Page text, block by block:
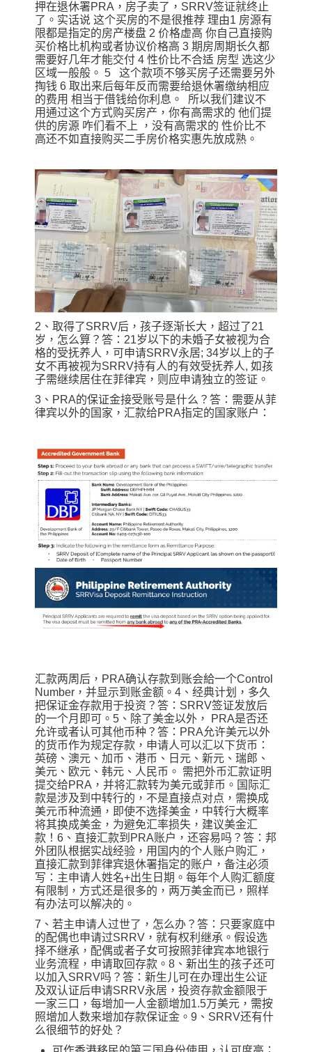
押在退休署PRA，房子卖了，SRRV签证就终止
了。实话说 这个买房的不是很推荐 理由1 房源有
限都是指定的房产楼盘 2 价格虚高 你自己直接购
买价格比机构或者协议价格高 3 期房周期长久都
需要好几年才能交付 4 性价比不合适 房型 选这少
区域一般般。 5 这个款项不够买房子还需要另外
掏钱 6 取出来后每年反而需要给退休署缴纳相应
的费用 相当于借钱给你利息。 所以我们建议不
用通过这个方式购买房产，你有高需求的 他们提
供的房源 咋们看不上 ，没有高需求的 性价比不
高还不如直接购买二手房价格实惠先放成熟。
2、取得了SRRV后，孩子逐渐长大，超过了21
岁，怎么算？答：21岁以下的未婚子女被视为合
格的受抚养人，可申请SRRV永居; 34岁以上的子
女不再被视为SRRV持有人的有效受抚养人, 如孩
子需继续居住在菲律宾，则应申请独立的签证。
3、PRA的保证金接受账号是什么？答：需要从菲
律宾以外的国家，汇款给PRA指定的国家账户：
汇款两周后，PRA确认存款到账会給一个Control
Number，并显示到账金额。4、经典计划，多久
把保证金存款用于投资？答：SRRV签证发放后
的一个月即可。5、除了美金以外， PRA是否还
允许或者认可其他币种？答：PRA允许美元以外
的货币作为规定存款，申请人可以汇以下货币：
英磅、澳元、加币、港币、日元、新元、瑞郎、
美元、欧元、韩元、人民币。 需把外币汇款证明
提交给PRA，并将汇款转为美元或菲币。国际汇
款是涉及到中转行的，不是直接点对点，需换成
美元币种流通，即使不选择美金，中转行大概率
将其换成美金，为避免汇率损失，建议美金汇
款！6、直接汇款到PRA账户，还容易吗？答：邦
外团队根据实战经验，用国内的个人账户购汇，
直接汇款到菲律宾退休署指定的账户，备注必须
写：主申请人姓名+出生日期。每年个人购汇额度
有限制，方式还是很多的，两万美金而已，照样
有办法可以解决的。
7、若主申请人过世了，怎么办？答：只要家庭中
的配偶也申请过SRRV，就有权利继承。假设选
择不继承，配偶或者子女可按照菲律宾本地银行
业务流程，申请取回存款。8、新出生的孩子还可
以加入SRRV吗？答：新生儿可在办理出生公证
及双认证后申请SRRV永居，投资存款金额限于
一家三口，每增加一人金额增加1.5万美元，需按
照增加人数来增加存款保证金。9、SRRV还有什
么很细节的好处？